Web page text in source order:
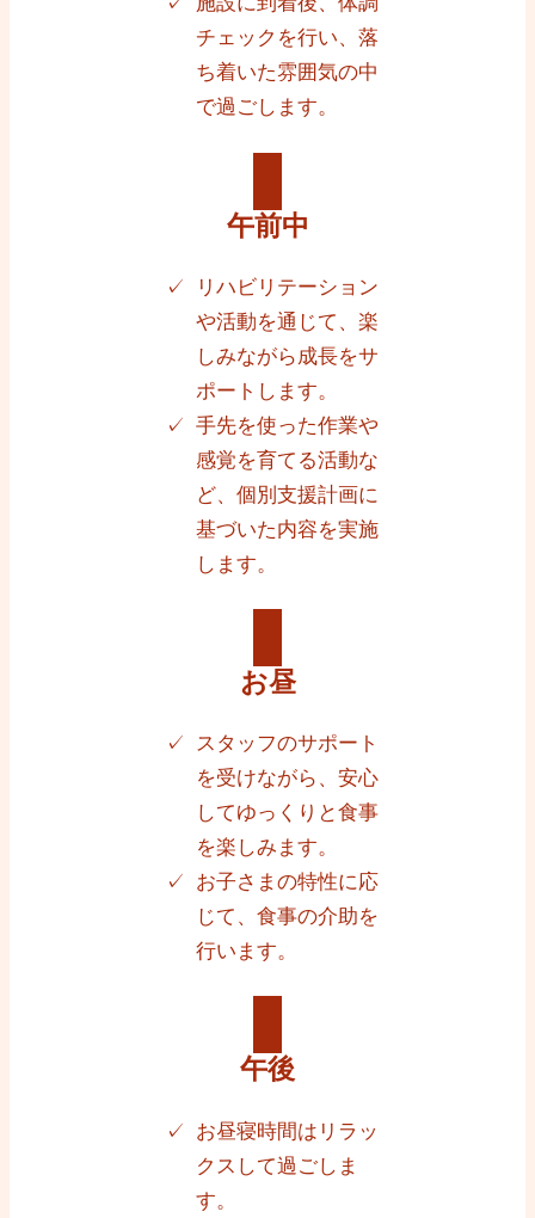
チェックを行い、落
ち着いた雰囲気の中
で過ごします。
午前中
リハビリテーション
や活動を通じて、楽
しみながら成長をサ
ポートします。
手先を使った作業や
感覚を育てる活動な
ど、個別支援計画に
基づいた内容を実施
します。
お昼
スタッフのサポート
を受けながら、安心
してゆっくりと食事
を楽しみます。
お子さまの特性に応
じて、食事の介助を
行います。
午後
お昼寝時間はリラッ
クスして過ごしま
す。